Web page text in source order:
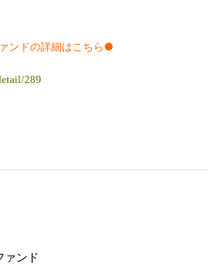
ンドの詳細はこちら●
289
ァンド